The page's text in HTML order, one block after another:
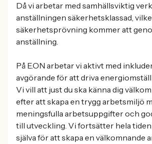
Då vi arbetar med samhällsviktig
anställningen säkerhetsklassad,
säkerhetsprövning kommer att
anställning.
På E.ON arbetar vi aktivt med
avgörande för att driva
Vi vill att just du ska känna dig
efter att skapa en trygg arbetsmiljö
meningsfulla arbetsuppgifter och
till utveckling. Vi fortsätter hela
själva för att skapa en välkomnande